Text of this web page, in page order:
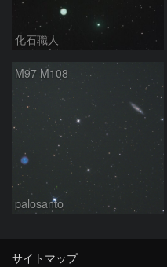
化石職人
M97 M108
palosanto
サイトマップ